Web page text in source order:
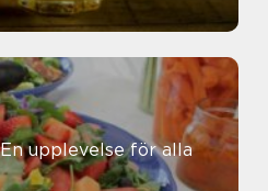
upplevelse för alla